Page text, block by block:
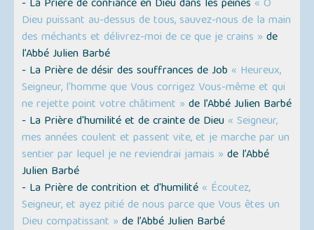
- La Prière de confiance en Dieu dans les peines « Ô
Dieu puissant au-dessus de tous, sauvez-nous de la main
des méchants et délivrez-moi de ce que je crains » de
l’Abbé Julien Barbé
- La Prière de désir des souffrances de Job « Heureux,
Seigneur, l'homme que Vous corrigez Vous-même et qui
ne rejette point votre châtiment » de l’Abbé Julien Barbé
- La Prière d'humilité et de crainte de Dieu « Seigneur,
mes années coulent et passent vite, et je marche par un
sentier par lequel je ne reviendrai jamais » de l’Abbé
Julien Barbé
- La Prière de contrition et d'humilité « Écoutez,
Seigneur, et ayez pitié de nous parce que Vous êtes un
Dieu compatissant » de l’Abbé Julien Barbé